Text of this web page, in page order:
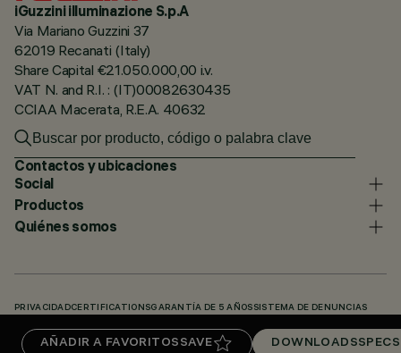
AÑADIR A FAVORITOS SAVE DOWNLOADSSPECS
iGuzzini illuminazione S.p.A
Via Mariano Guzzini 37
62019 Recanati (Italy)
Share Capital €21.050.000,00 i.v.
VAT N. and R.I. : (IT)00082630435
CCIAA Macerata, R.E.A. 40632
Contactos y ubicaciones
Social
Productos
Quiénes somos
PRIVACIDADCERTIFICATIONSGARANTÍA DE 5 AÑOS SISTEMA DE DENUNCIAS
KNOWLEDGE BASE (LOGIN REQUIRED)DOWNLOADS